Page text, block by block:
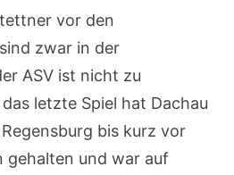
vor den
zwar in der
ASV ist nicht zu
letzte Spiel hat Dachau
bis kurz vor
gehalten und war auf